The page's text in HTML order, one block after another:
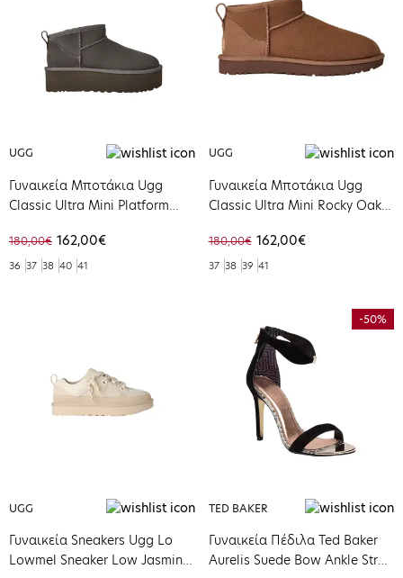
UGG
Γυναικεία Μποτάκια Ugg
Classic Ultra Mini Platform
180,00€ 162,00€
36 37 38 40 41
UGG
Γυναικεία Μποτάκια Ugg
Classic Ultra Mini Rocky Oak
180,00€ 162,00€
37 38 39 41
UGG
Γυναικεία Sneakers Ugg Lo
Lowmel Sneaker Low Jasmine
-50%
TED BAKER
Γυναικεία Πέδιλα Ted Baker
Aurelis Suede Bow Ankle Strap